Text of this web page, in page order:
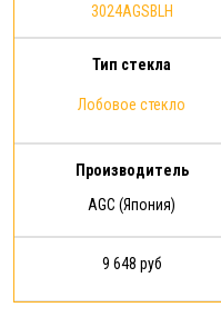
3024AGSBLH
Тип стекла
Лобовое стекло
Производитель
AGC (Япония)
9 648 руб